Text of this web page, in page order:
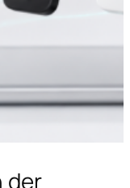
der